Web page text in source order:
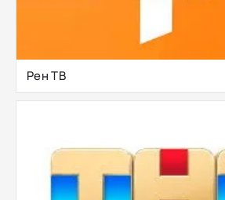
Рен ТВ